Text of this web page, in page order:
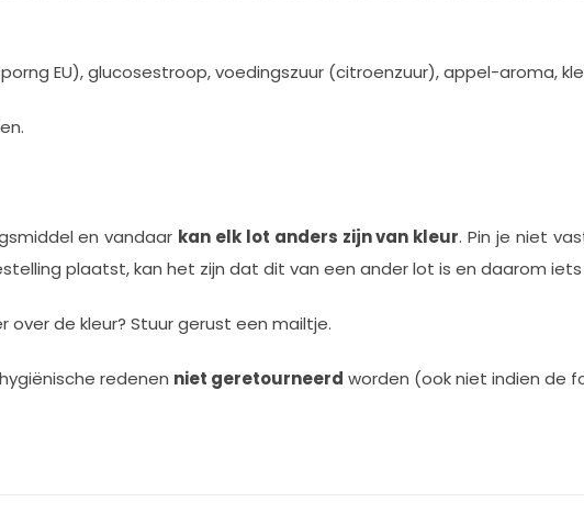
EU), glucosestroop, voedingszuur (citroenzuur), appel-aroma,
en vandaar kan elk lot anders zijn van kleur. Pin je niet
plaatst, kan het zijn dat dit van een ander lot is en daarom iets
over de kleur? Stuur gerust een mailtje.
redenen niet geretourneerd worden (ook niet indien de